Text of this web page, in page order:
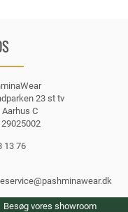
23 st tv
C
29025002
13 76
Besøg vores showroom